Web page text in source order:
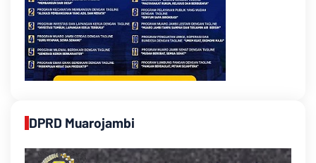
DPRD Muarojambi